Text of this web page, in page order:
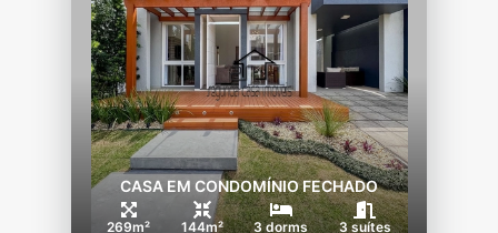
CASA EM CONDOMÍNIO FECHADO
269m² 144m² 3 dorms 3 suítes